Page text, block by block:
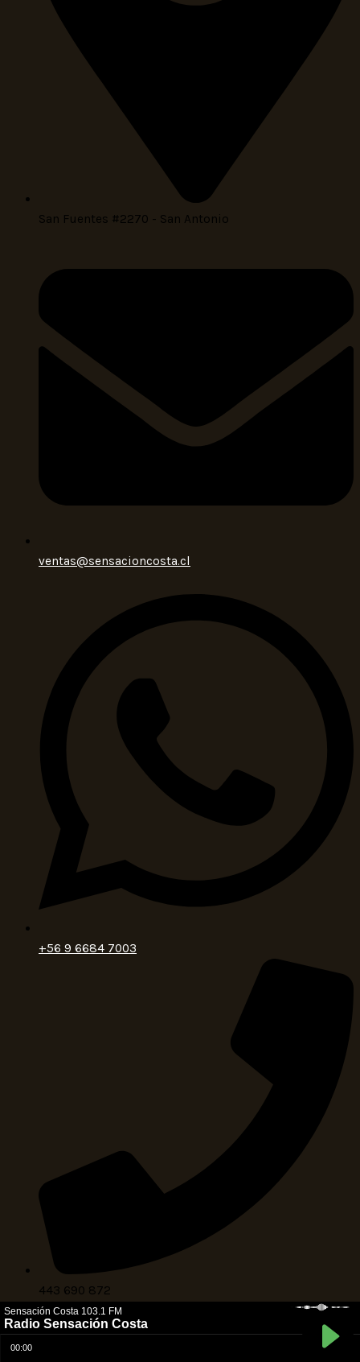
San Fuentes #2270 - San Antonio
ventas@sensacioncosta.cl
+56 9 6684 7003
443 690 872
Copyright © Radio Sensación Costa
Web Creada por